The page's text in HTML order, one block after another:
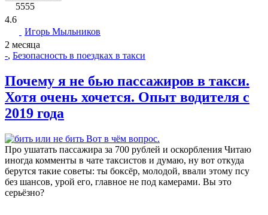
5555
4.6
Игорь Мыльников
2 месяца
-, Безопасность в поездках в такси
Почему я не бью пассажиров в такси.
Хотя очень хочется. Опыт водителя с
2019 года
Про ушатать пассажира за 700 рублей и оскорбления Читаю
иногда комменты в чате таксистов и думаю, ну вот откуда
берутся такие советы: ты боксёр, молодой, ввали этому псу
без шансов, урой его, главное не под камерами. Вы это
серьёзно?